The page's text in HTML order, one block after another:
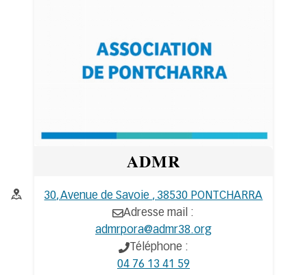
ADMR
Adresse :
30, Avenue de Savoie , 38530 PONTCHARRA
Adresse mail :
admrpora@admr38.org
Téléphone :
04 76 13 41 59